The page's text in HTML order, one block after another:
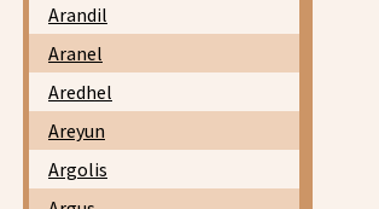
Arandil
Aranel
Aredhel
Areyun
Argolis